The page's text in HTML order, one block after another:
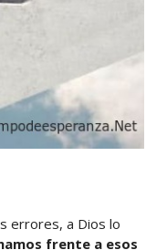
errores, a Dios lo
frente a esos